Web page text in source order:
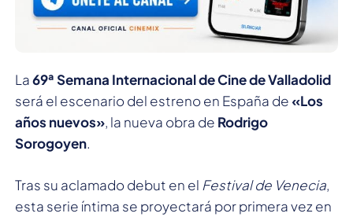
La69ª Semana Internacional de Cine de Valladolid
será el escenario del estreno en España de «Los
años nuevos», la nueva obra de Rodrigo
Sorogoyen.
Tras su aclamado debut en el Festival de Venecia,
esta serie íntima se proyectará por primera vez en